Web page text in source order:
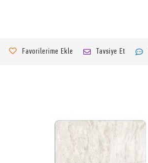
Favorilerime Ekle Tavsiye Et